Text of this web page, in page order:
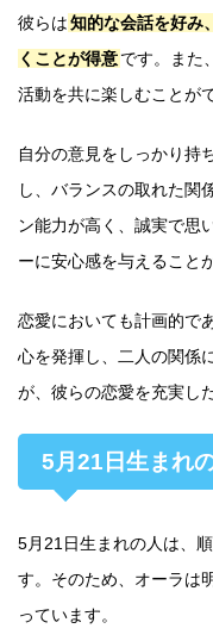
彼らは知的な会話を好み
くことが得意です。また
活動を共に楽しむことが
自分の意見をしっかり持
し、バランスの取れた関
ン能力が高く、誠実で思
ーに安心感を与えること
恋愛においても計画的で
心を発揮し、二人の関係
が、彼らの恋愛を充実し
5月21日生まれ
5月21日生まれの人は、
す。そのため、オーラは
っています。